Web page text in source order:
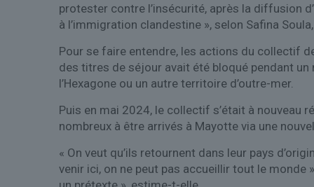
protester contre l’insécurité, après la diffusion
à l’immigration clandestine », selon Safina
Pour se faire entendre, les actions du collectif
des titres de séjour avait été bloqué pendant
l’Hexagone ou un autre territoire d’outre-mer.
Puis en mai 2024, le collectif s’était à nouveau
nombreux à être arrivés à Mayotte via une
« On veut qu’ils retournent dans leur pays
venir ici, on ne peut pas accueillir tout le monde